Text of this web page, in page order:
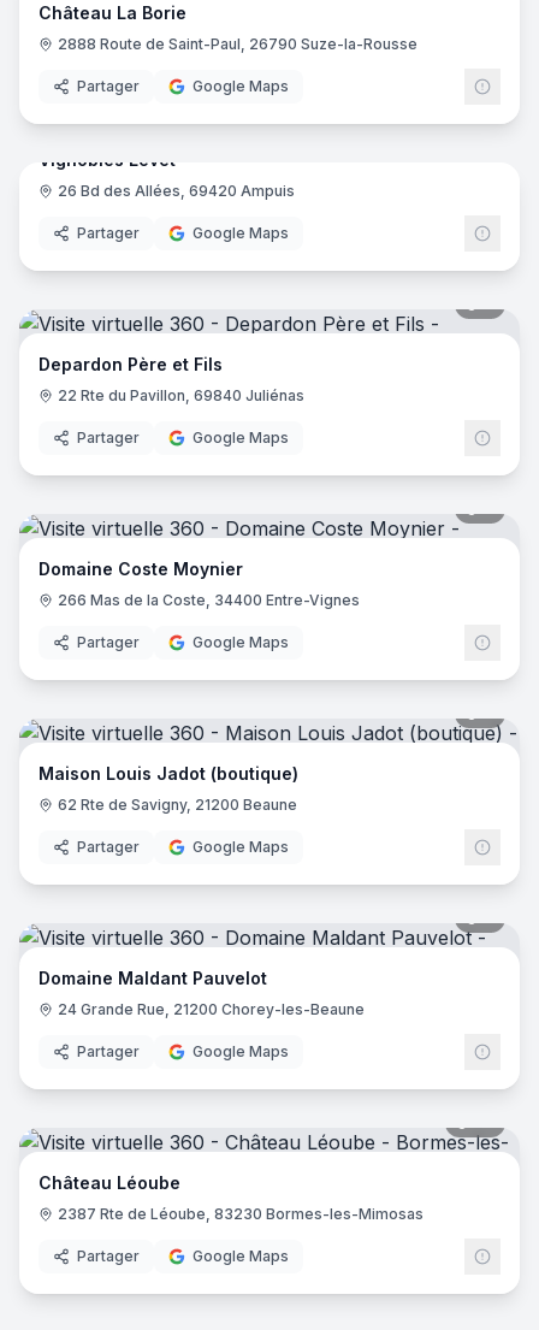
Château La Borie
2888 Route de Saint-Paul, 26790 Suze-la-Rousse
Partager Google Maps
Vignobles Levet
26 Bd des Allées, 69420 Ampuis
Partager Google Maps
Depardon Père et Fils
22 Rte du Pavillon, 69840 Juliénas
Partager Google Maps
Domaine Coste Moynier
266 Mas de la Coste, 34400 Entre-Vignes
Partager Google Maps
Maison Louis Jadot (boutique)
62 Rte de Savigny, 21200 Beaune
Partager Google Maps
Domaine Maldant Pauvelot
24 Grande Rue, 21200 Chorey-les-Beaune
Partager Google Maps
Château Léoube
2387 Rte de Léoube, 83230 Bormes-les-Mimosas
Partager Google Maps
15